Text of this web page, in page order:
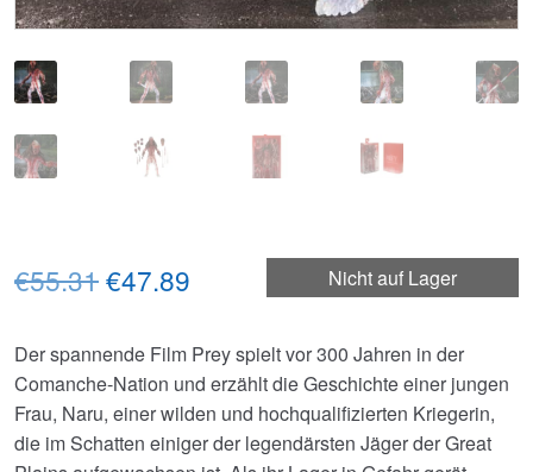
Nicht auf Lager
€55.31Ursprünglicher
war:
€55.31
€47.89
ist:
€47.89.
Der spannende Film Prey spielt vor 300 Jahren in der
Comanche-Nation und erzählt die Geschichte einer jungen
Frau, Naru, einer wilden und hochqualifizierten Kriegerin,
die im Schatten einiger der legendärsten Jäger der Great